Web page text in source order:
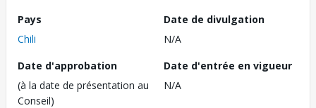
Pays
Chili
Date de divulgation
N/A
Date d'approbation
(à la date de présentation au
Conseil)
Date d'entrée en vigueur
N/A